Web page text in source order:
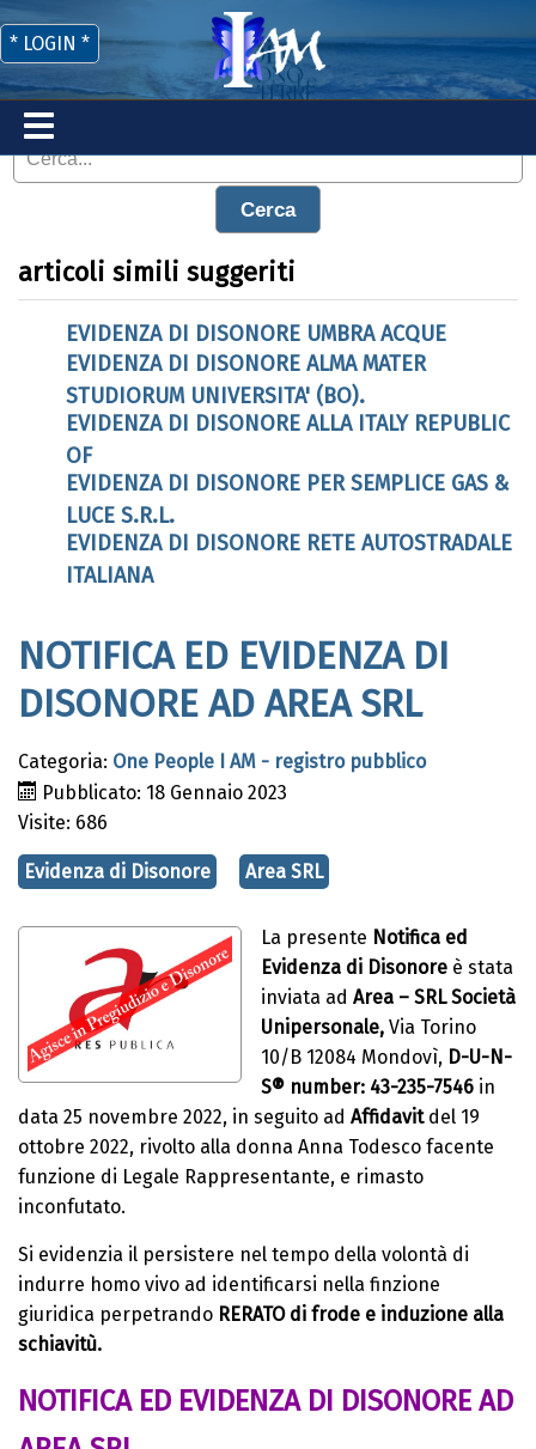
Cerca
* LOGIN *
articoli simili suggeriti
EVIDENZA DI DISONORE UMBRA ACQUE
EVIDENZA DI DISONORE ALMA MATER
STUDIORUM UNIVERSITA' (BO).
EVIDENZA DI DISONORE ALLA ITALY REPUBLIC
OF
EVIDENZA DI DISONORE PER SEMPLICE GAS &
LUCE S.R.L.
EVIDENZA DI DISONORE RETE AUTOSTRADALE
ITALIANA
NOTIFICA ED EVIDENZA DI
DISONORE AD AREA SRL
Categoria: One People I AM - registro pubblico
Pubblicato: 18 Gennaio 2023
Visite: 686
Evidenza di Disonore Area SRL
La presente Notifica ed
Evidenza di Disonore è stata
inviata ad Area – SRL Società
Unipersonale, Via Torino
10/B 12084 Mondovì, D-U-N-
S® number: 43-235-7546 in
data 25 novembre 2022, in seguito ad Affidavitdel 19
ottobre 2022, rivolto alla donna Anna Todesco facente
funzione di Legale Rappresentante, e rimasto
inconfutato.
Si evidenzia il persistere nel tempo della volontà di
indurre homo vivo ad identificarsi nella finzione
giuridica perpetrando RERATO di frode e induzione alla
schiavitù.
NOTIFICA ED EVIDENZA DI DISONORE AD